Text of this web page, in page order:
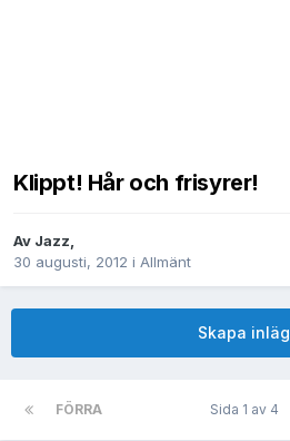
Klippt! Hår och frisyrer!
Av Jazz,
30 augusti, 2012 i Allmänt
Skapa
FÖRRA Sida 1 av 4